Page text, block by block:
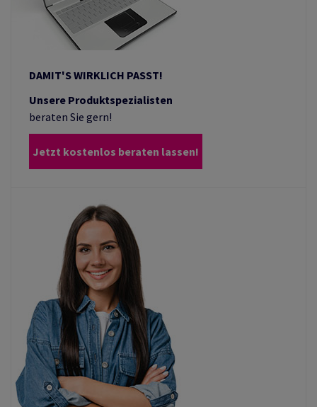
DAMIT'S WIRKLICH PASST!
Unsere Produktspezialisten
beraten Sie gern!
Jetzt kostenlos beraten lassen!